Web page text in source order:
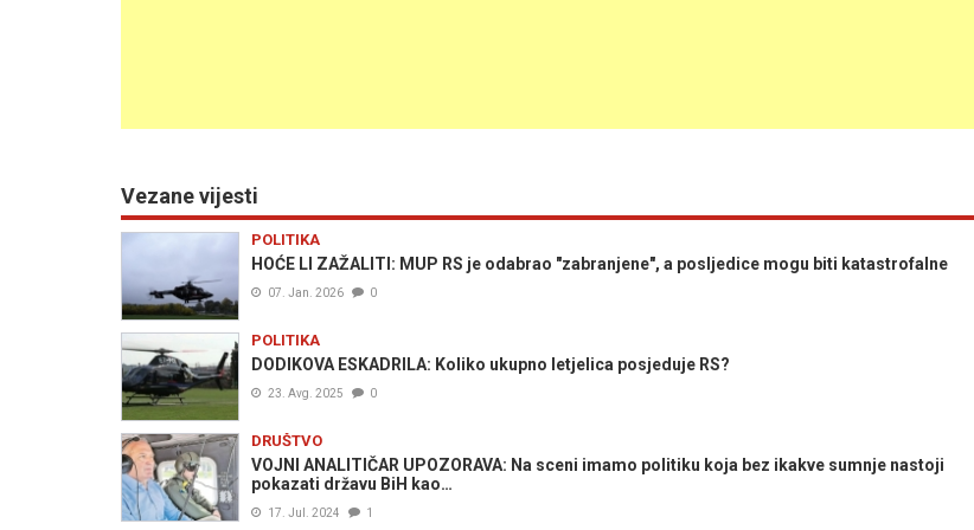
Vezane vijesti
POLITIKA
HOĆE LI ZAŽALITI: MUP RS je odabrao "zabranjene", a posljedice mogu biti katastrofalne
07. Jan. 2026 0
POLITIKA
DODIKOVA ESKADRILA: Koliko ukupno letjelica posjeduje RS?
23. Avg. 2025 0
DRUŠTVO
VOJNI ANALITIČAR UPOZORAVA: Na sceni imamo politiku koja bez ikakve sumnje nastoji
pokazati državu BiH kao…
17. Jul. 2024 1